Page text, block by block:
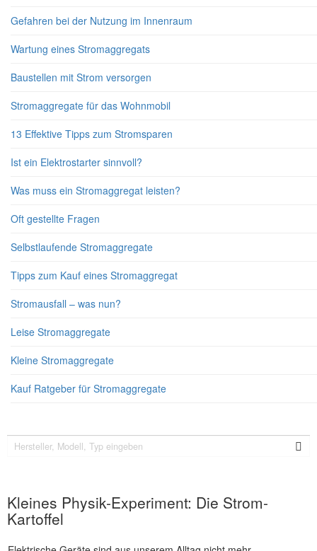
Gefahren bei der Nutzung im Innenraum
Wartung eines Stromaggregats
Baustellen mit Strom versorgen
Stromaggregate für das Wohnmobil
13 Effektive Tipps zum Stromsparen
Ist ein Elektrostarter sinnvoll?
Was muss ein Stromaggregat leisten?
Oft gestellte Fragen
Selbstlaufende Stromaggregate
Tipps zum Kauf eines Stromaggregat
Stromausfall – was nun?
Leise Stromaggregate
Kleine Stromaggregate
Kauf Ratgeber für Stromaggregate
Kleines Physik-Experiment: Die Strom-
Kartoffel